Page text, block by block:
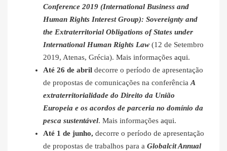
Conference 2019 (International Business and
Human Rights Interest Group): Sovereignty and
the Extraterritorial Obligations of States under
International Human Rights Law (12 de Setembro
2019, Atenas, Grécia). Mais informações aqui.
Até 26 de abril decorre o período de apresentação
de propostas de comunicações na conferênciaA
extraterritorialidade do Direito da União
Europeia e os acordos de parceria no domínio da
pesca sustentável. Mais informações aqui.
Até 1 de junho, decorre o período de apresentação
de propostas de trabalhos para a Globalcit Annual